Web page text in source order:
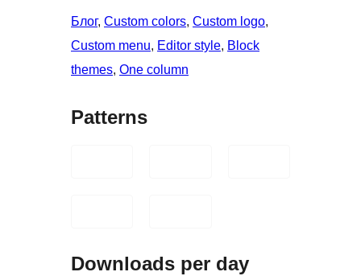
Блог, Custom colors, Custom logo
Custom menu, Editor style, Block
themes, One column
Patterns
Downloads per day